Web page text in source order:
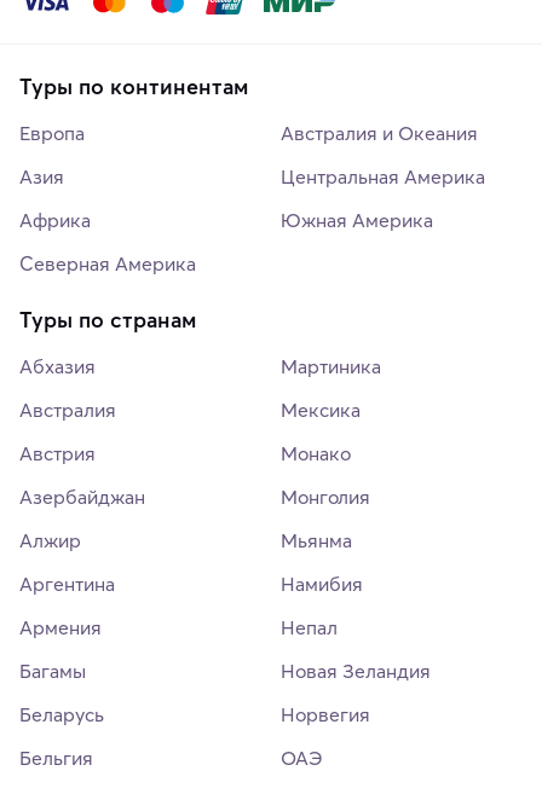
Туры по континентам
Европа
Азия
Африка
Северная Америка
Австралия и Океания
Центральная Америка
Южная Америка
Туры по странам
Абхазия
Австралия
Австрия
Азербайджан
Алжир
Аргентина
Армения
Багамы
Беларусь
Бельгия
Мартиника
Мексика
Монако
Монголия
Мьянма
Намибия
Непал
Новая Зеландия
Норвегия
ОАЭ